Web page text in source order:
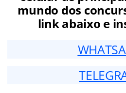
mundo dos
link abaixo e